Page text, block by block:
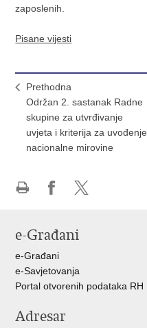
zaposlenih.
Pisane vijesti
Prethodna
Održan 2. sastanak Radne
skupine za utvrđivanje
uvjeta i kriterija za uvođenje
nacionalne mirovine
Facebooku
X-
e-Građani
e-Građani
e-Savjetovanja
Portal otvorenih podataka RH
Adresar